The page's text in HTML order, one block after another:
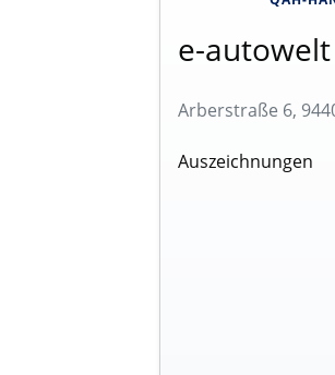
e-
Arberstraße 6,
Auszeichnungen